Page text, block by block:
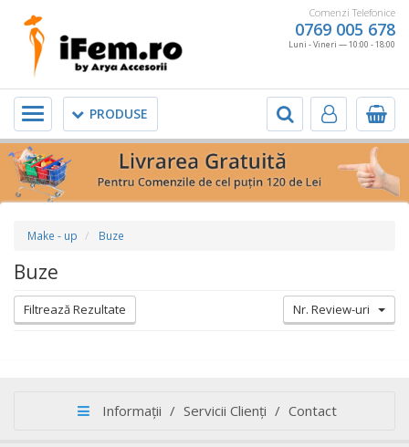
Comenzi Telefonice
0769 005 678
Luni - Vineri — 10:00 - 18:00
PRODUSE
Meniu
Make - up Buze
Buze
Nr. Review-uri
Filtrează Rezultate
Informații / Servicii Clienți / Contact